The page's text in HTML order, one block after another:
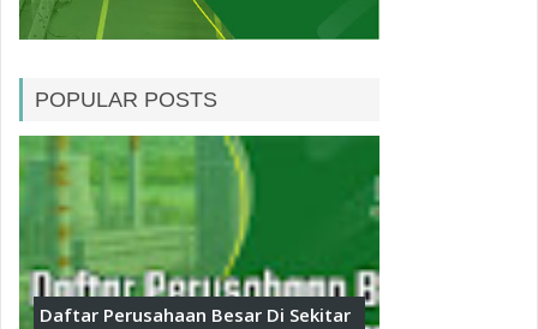
POPULAR POSTS
Daftar Perusahaan Besar Di Sekitar